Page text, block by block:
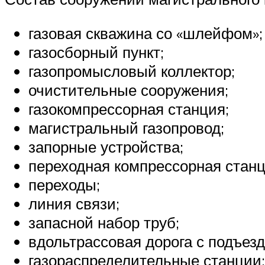
газовая скважина со «шлейфом»;
газосборный пункт;
газопромысловый коллектор;
очистительные сооружения;
газокомпрессорная станция;
магистральный газопровод;
запорные устройства;
переходная компрессорная
переходы;
линия связи;
запасной набор труб;
вдольтрассовая дорога с
газораспределительные станции;